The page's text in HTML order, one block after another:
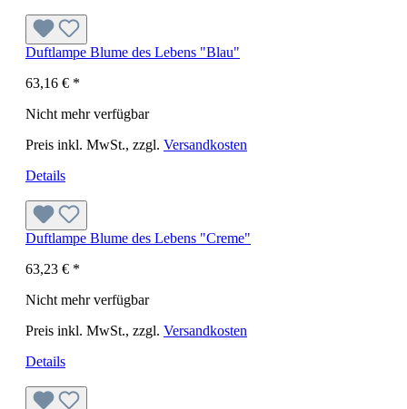
Duftlampe Blume des Lebens "Blau"
63,16 € *
Nicht mehr verfügbar
Preis inkl. MwSt., zzgl. Versandkosten
Details
Duftlampe Blume des Lebens "Creme"
63,23 € *
Nicht mehr verfügbar
Preis inkl. MwSt., zzgl. Versandkosten
Details